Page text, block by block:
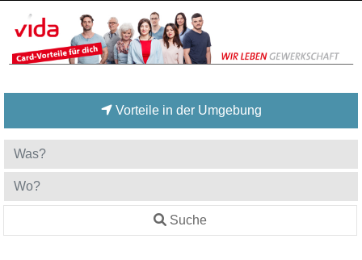
Vorteile in der Umgebung
Suche